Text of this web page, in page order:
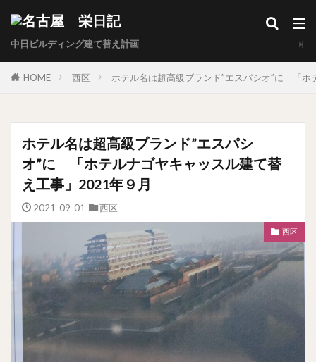
中日ビルディング建て替え計画
HOME 西区 ホテル名は超高級ブランド”エスパシオ”に 「
ホテル名は超高級ブランド”エスパシ
オ”に 「ホテルナゴヤキャッスル建て替
え工事」2021年９月
2021-09-01 西区
西区